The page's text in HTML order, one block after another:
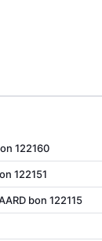
122160
122151
bon 122115